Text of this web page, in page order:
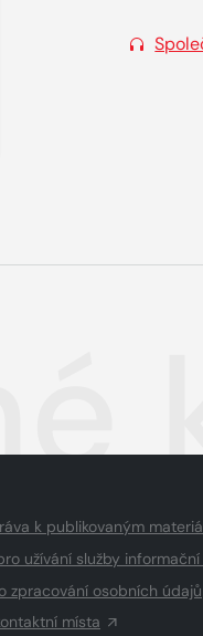
k publikovaným
užívání služby
zpracování osobních údajů
místa